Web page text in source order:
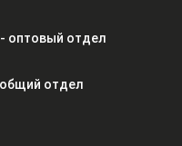
оптовый отдел
отдел